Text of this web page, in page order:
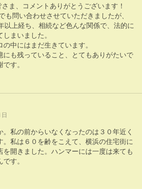
ま、コメントありがとうございます！
も問い合わせさせていただきましたが、
以上経ち、相続など色んな関係で、法的に
まいました。
中にはまだ生きています。
にも残っていること、とてもありがたいで
す。
。私の前からいなくなったのは３０年近く
。私は６０を齢をこえて、横浜の住宅街に
を開きました。ハンマーには一度は来ても
す。